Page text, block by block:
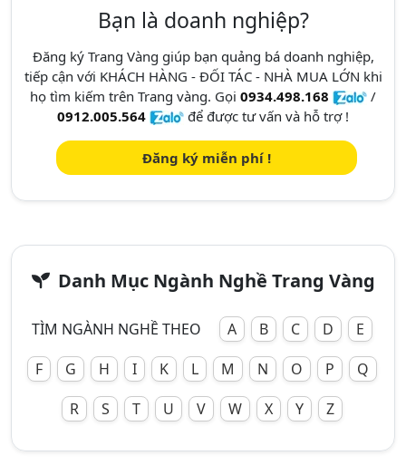
Bạn là doanh nghiệp?
Đăng ký Trang Vàng giúp bạn quảng bá doanh nghiệp,
tiếp cận với KHÁCH HÀNG - ĐỐI TÁC - NHÀ MUA LỚN khi
họ tìm kiếm trên Trang vàng. Gọi 0934.498.168
/
0912.005.564
để được tư vấn và hỗ trợ !
Đăng ký miễn phí !
Danh Mục Ngành Nghề Trang Vàng
TÌM NGÀNH NGHỀ THEO A B C D
E
F
G H I K L M N O P
Q
R
S T U V W X Y Z